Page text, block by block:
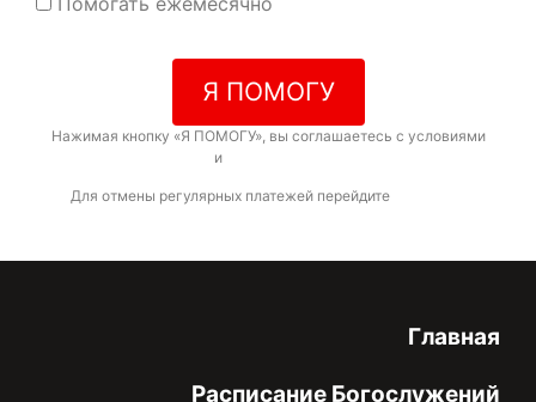
Я ПОМОГУ
Нажимая кнопку «Я ПОМОГУ», вы соглашаетесь с условиями
и
Для отмены регулярных платежей перейдите
Главная
Расписание Богослужений